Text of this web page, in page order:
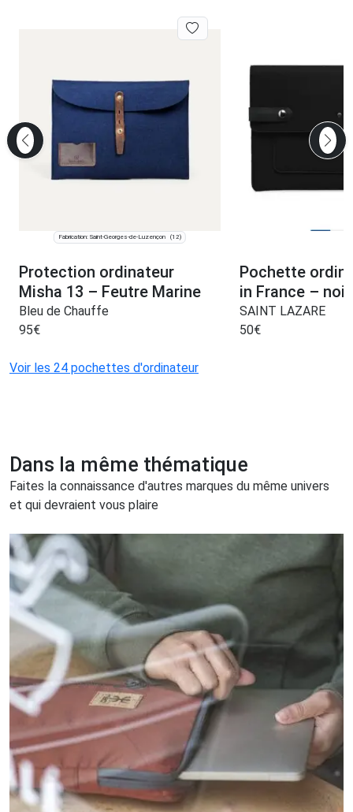
Fabrication: Saint-Georges-de-Luzençon (12)
Protection ordinateur
Misha 13 – Feutre Marine
Bleu de Chauffe
95€
Pochette
in France –
SAINT LAZARE
50€
Voir les 24 pochettes d'ordinateur
Dans la même thématique
Faites la connaissance d'autres marques du même univers
et qui devraient vous plaire